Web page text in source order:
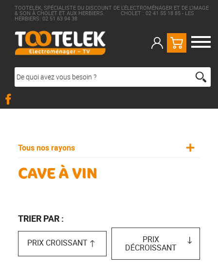
TOOTELEK, SPÉCIALISTE DU DISCOUNT DE L'ÉLECTROMÉNAGER ET DE L'IMAGE
& SON À CHOLET ET AUX HERBIERS. CHOLET : 02 41 55 18 85 - LES
HERBIERS: 02 51 63 94 38
CAVE À VIN
TRIER PAR :
PRIX CROISSANT PRIX
DÉCROISSANT
Tous nos rayons